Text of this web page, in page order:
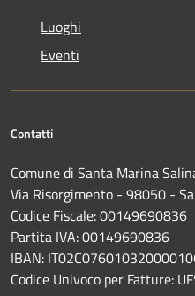
Luoghi
Eventi
Contatti
Comune di Santa Marina
Via Risorgimento - 98050 -
Codice Fiscale: 00149690836
Partita IVA: 00149690836
IBAN:
Codice Univoco per Fatture: